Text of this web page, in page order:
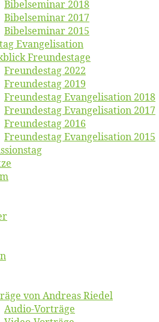
Bi­bel­se­mi­nar 2018
Bibelsemi­nar 2017
Bibelsemi­nar 2015
Evangelisation
Freundestage
Freun­des­tag 2022
Freun­des­tag 2019
Freun­des­tag Evan­ge­li­sa­ti­on 2018
Freun­des­tag Evan­ge­li­sa­ti­on 2017
Freun­des­tag 2016
Freun­des­tag Evan­ge­li­sa­ti­on 2015
von An­dre­as Riedel
Au­dio-Vor­trä­ge